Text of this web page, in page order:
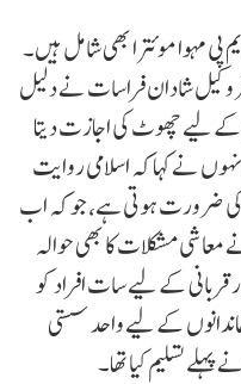
مہوا موئترا بھی شامل ہیں۔
شادان فراسات نے دلیل
کے لیے چھوٹ کی اجازت دیتا
نے کہا کہ اسلامی روایت
کی ضرورت ہوتی ہے، جو کہ اب
معاشی مشکلات کا بھی حوالہ
کے لیے سات افراد کو
کے لیے واحد سستی
تسلیم کیا تھا۔